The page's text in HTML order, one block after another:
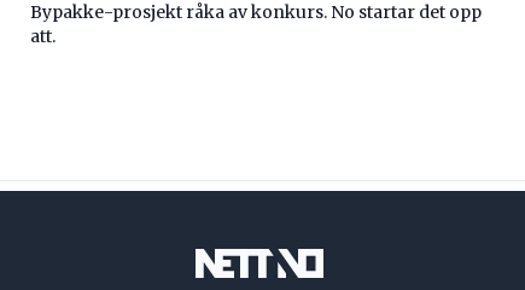
Bypakke-prosjekt råka av konkurs. No startar det opp
att.